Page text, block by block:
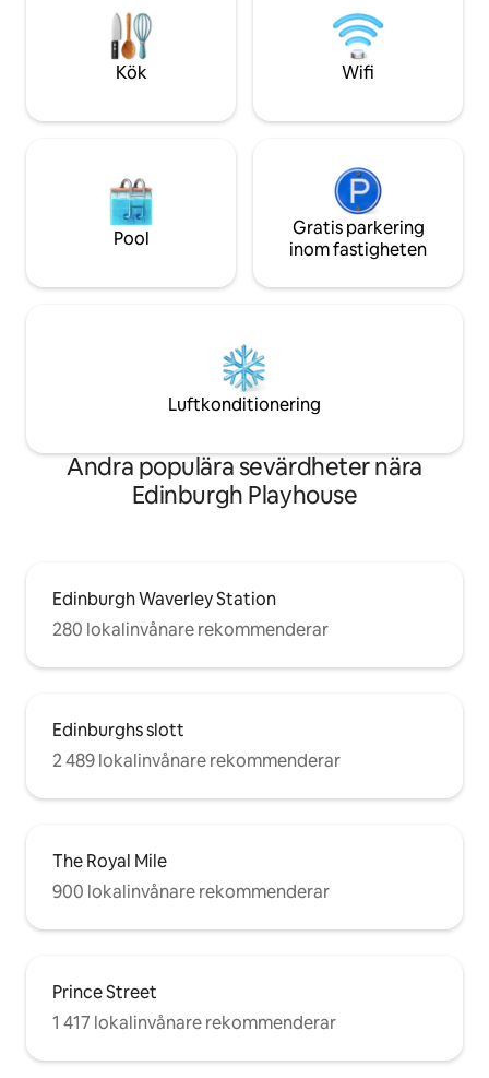
och mikrovågsugn i rummet. Besökare
som reser till Storbritannien behöver ett
att ge denna
trogen denna
Kök Wifi
Pool
Gratis parkering
inom fastigheten
Luftkonditionering
Andra populära sevärdheter nära
Edinburgh Playhouse
Edinburgh Waverley Station
280 lokalinvånare rekommenderar
Edinburghs slott
2 489 lokalinvånare rekommenderar
The Royal Mile
900 lokalinvånare rekommenderar
Prince Street
1 417 lokalinvånare rekommenderar